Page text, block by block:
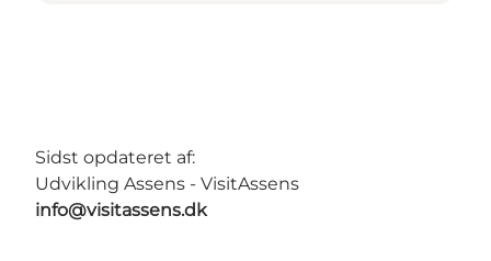
Sidst opdateret af:
Udvikling Assens - VisitAssens
info@visitassens.dk